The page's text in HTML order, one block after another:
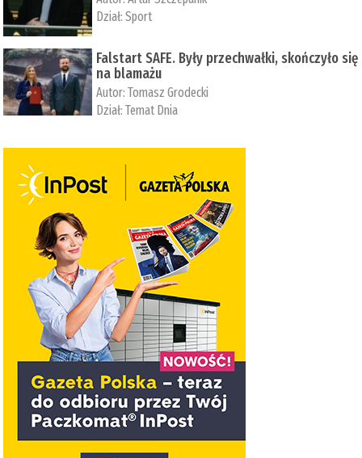
Dział:Sport
Falstart SAFE. Były przechwałki, skończyło się
na blamażu
Autor:Tomasz Grodecki
Dział:Temat Dnia